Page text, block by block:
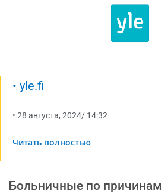
• yle.fi
• 28 августа, 2024/ 14:32
Читать полностью
Больничные по причинам